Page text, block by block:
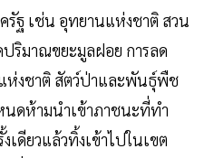
รัฐ เช่น อุทยานแห่งชาติ สวน
ปริมาณขยะมูลฝอย การลด
ห่งชาติ สัตว์ป่าและพันธุ์พืช
นดห้ามนำเข้าภาชนะที่ทำ
ดียวแล้วทิ้งเข้าไปในเขต